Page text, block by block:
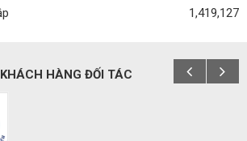
1,419,127
KHÁCH HÀNG ĐỐI TÁC